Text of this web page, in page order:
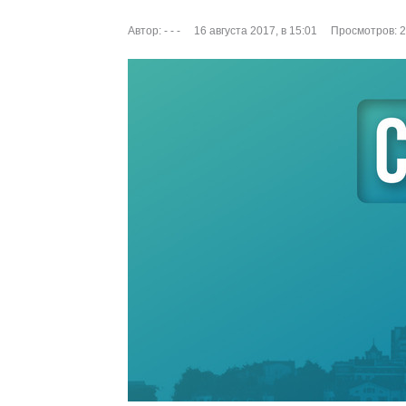
Автор: - - - 16 августа 2017, в 15:01 Просмотров: